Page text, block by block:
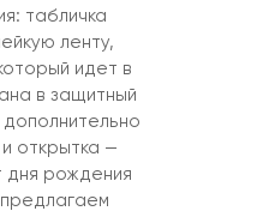
табличка
ленту,
идет в
в защитный
открытка —
дня рождения